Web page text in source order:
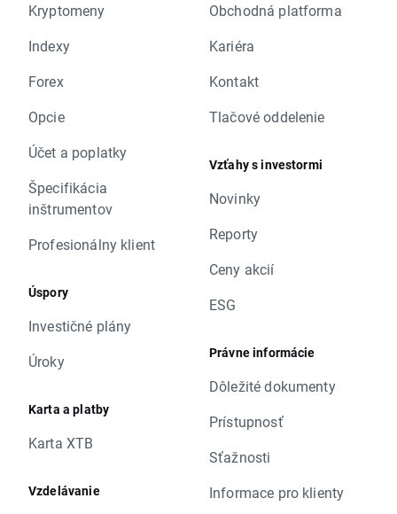
Kryptomeny
Indexy
Forex
Opcie
Účet a poplatky
Špecifikácia
inštrumentov
Profesionálny klient
Úspory
Investičné plány
Úroky
Karta a platby
Karta XTB
Vzdelávanie
Obchodná platforma
Kariéra
Kontakt
Tlačové oddelenie
Vzťahy s investormi
Novinky
Reporty
Ceny akcií
ESG
Právne informácie
Dôležité dokumenty
Prístupnosť
Sťažnosti
Informace pro klienty